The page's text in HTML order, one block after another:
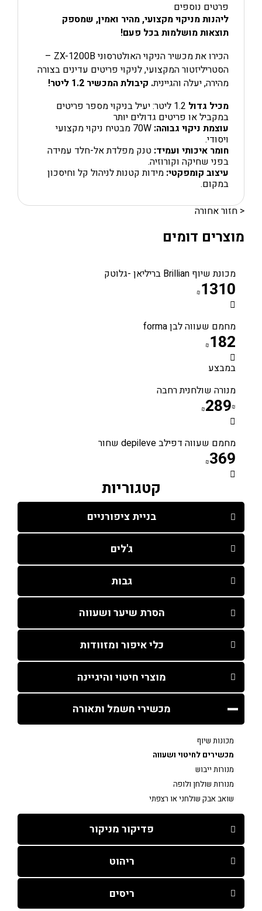
קטגוריות
בניית ציפורניים
ג'לים
גבות
הסרת שיער ושעווה
כלי איפור ומזוודות
מוצרי חיטוי והיגיינה
מכשירי חשמל ותאורה
מכונות שיוף
מכשירים לחיטוי ושעווה
מנורות ייבוש
מנורות שולחן ולופה
שואב אבק שולחני או רצפתי
פדיקור מניקור
ריהוט
ריסים
פרטים נוספים
ליהנות מניקוי מקצועי, מהיר ואמין, שמספק
תוצאות מושלמות בכל פעם!
הכירו את מכשיר הניקוי האולטרסוני ZX-1200B –
הסטריליזטור המקצועי, לניקוי פריטים עדינים בצורה
מהירה, יעלה והגיינית. קיבולת המכשיר 1.2 ליטר!
מכיל גדול
1.2 ליטר: יעיל בניקוי מספר פריטים
במקביל או פריטים גדולים יותר
עוצמת ניקוי גבוהה: 70W מבטיח ניקוי מקצועי
ויסודי.
חומר איכותי ועמיד: טנק מפלדת אל-חלד עמידה
בפני שחיקה וקורוזיה.
עיצוב קומפקטי: מידות קטנות לניהול קל וחיסכון
במקום.
< חזור אחורה
מוצרים דומים
מכונת שיוף Brillian בריליאן -גלוטק
₪ 1310
מחמם שעווה לבן forma
₪ 182
במבצע
מנורה שולחנית רחבה
₪
₪289
מחמם שעווה דפילב depileve שחור
₪369